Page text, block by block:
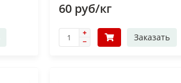
60 руб/кг
Заказать